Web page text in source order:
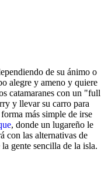
de su ánimo o
alegre y ameno y quiere
catamaranes con un "full
y llevar su carro para
más simple de irse
, donde un lugareño le
con las alternativas de
gente sencilla de la isla.